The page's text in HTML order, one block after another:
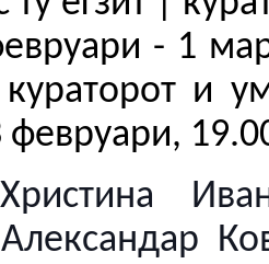
- 1
и
февруари,
Александар